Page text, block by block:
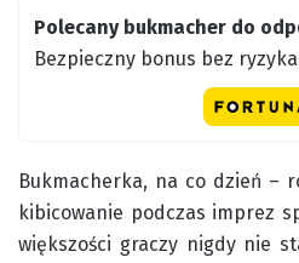
Polecany bukmacher do
Bezpieczny bonus bez ryzyka
Bukmacherka, na co dzień –
kibicowanie podczas imprez
większości graczy nigdy nie